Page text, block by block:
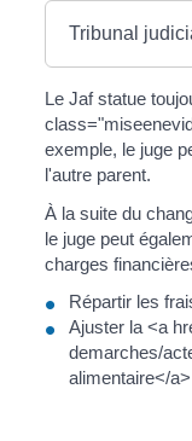
Tribunal
Le Jaf statue
exemple, le juge
l'autre parent.
À la suite du
le juge peut
charges
Répartir les
Ajuster la <a
demarches/
alimentaire</a>